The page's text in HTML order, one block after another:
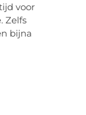
voor
Zelfs
bijna